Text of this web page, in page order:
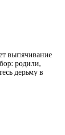
выпячивание
родили,
дерьму в